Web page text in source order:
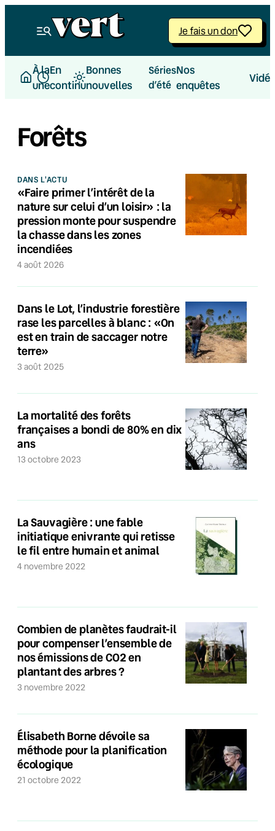
Je fais un don
À la
une
En
continu
Bonnes
nouvelles
Séries
d’été
Nos
enquêtes
Forêts
DANS L'ACTU
«Faire primer l’intérêt de la
nature sur celui d’un loisir» : la
pression monte pour suspendre
la chasse dans les zones
incendiées
4 août 2026
Dans le Lot, l’industrie forestière
rase les parcelles à blanc : «On
est en train de saccager notre
terre»
3 août 2025
La mortalité des forêts
françaises a bondi de 80% en dix
ans
13 octobre 2023
La Sauvagière : une fable
initiatique enivrante qui retisse
le fil entre humain et animal
4 novembre 2022
Combien de planètes faudrait-il
pour compenser l’ensemble de
nos émissions de CO2 en
plantant des arbres ?
3 novembre 2022
Élisabeth Borne dévoile sa
méthode pour la planification
écologique
21 octobre 2022